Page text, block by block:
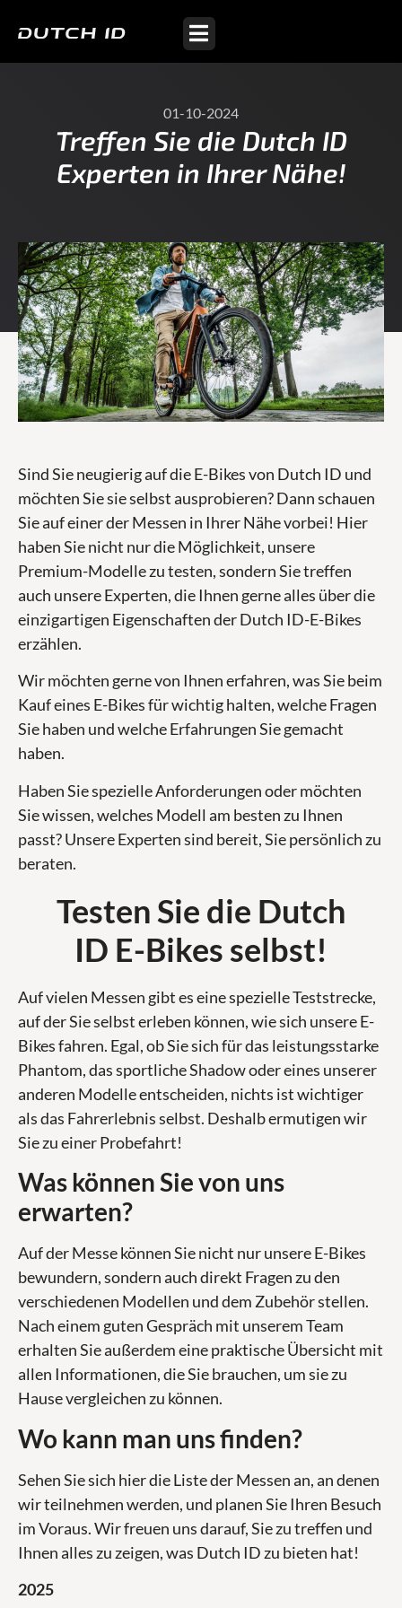
01-10-2024
Treffen Sie die Dutch ID
Experten in Ihrer Nähe!
Sind Sie neugierig auf die E-Bikes von Dutch ID und
möchten Sie sie selbst ausprobieren? Dann schauen
Sie auf einer der Messen in Ihrer Nähe vorbei! Hier
haben Sie nicht nur die Möglichkeit, unsere
Premium-Modelle zu testen, sondern Sie treffen
auch unsere Experten, die Ihnen gerne alles über die
einzigartigen Eigenschaften der Dutch ID-E-Bikes
erzählen.
Wir möchten gerne von Ihnen erfahren, was Sie beim
Kauf eines E-Bikes für wichtig halten, welche Fragen
Sie haben und welche Erfahrungen Sie gemacht
haben.
Haben Sie spezielle Anforderungen oder möchten
Sie wissen, welches Modell am besten zu Ihnen
passt? Unsere Experten sind bereit, Sie persönlich zu
beraten.
Testen Sie die Dutch
ID E-Bikes selbst!
Auf vielen Messen gibt es eine spezielle Teststrecke,
auf der Sie selbst erleben können, wie sich unsere E-
Bikes fahren. Egal, ob Sie sich für das leistungsstarke
Phantom, das sportliche Shadow oder eines unserer
anderen Modelle entscheiden, nichts ist wichtiger
als das Fahrerlebnis selbst. Deshalb ermutigen wir
Sie zu einer Probefahrt!
Was können Sie von uns
erwarten?
Auf der Messe können Sie nicht nur unsere E-Bikes
bewundern, sondern auch direkt Fragen zu den
verschiedenen Modellen und dem Zubehör stellen.
Nach einem guten Gespräch mit unserem Team
erhalten Sie außerdem eine praktische Übersicht mit
allen Informationen, die Sie brauchen, um sie zu
Hause vergleichen zu können.
Wo kann man uns finden?
Sehen Sie sich hier die Liste der Messen an, an denen
wir teilnehmen werden, und planen Sie Ihren Besuch
im Voraus. Wir freuen uns darauf, Sie zu treffen und
Ihnen alles zu zeigen, was Dutch ID zu bieten hat!
2025